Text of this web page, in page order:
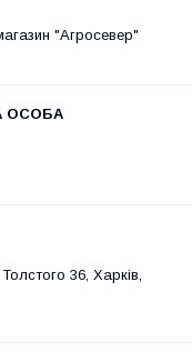
"Агросевер"
36, Харків,